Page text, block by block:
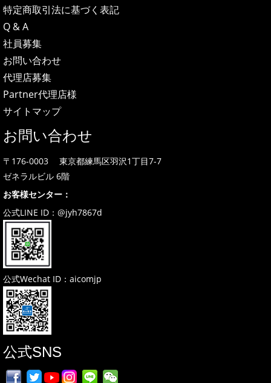
特定商取引法に基づく表記
Q & A
社員募集
お問い合わせ
代理店募集
Partner代理店様
サイトマップ
お問い合わせ
〒176-0003 東京都練馬区羽沢1丁目7-7
ゼネラルビル 6階
お客様センター：
公式LINE ID：@jyh7867d
公式Wechat ID：aicomjp
公式SNS